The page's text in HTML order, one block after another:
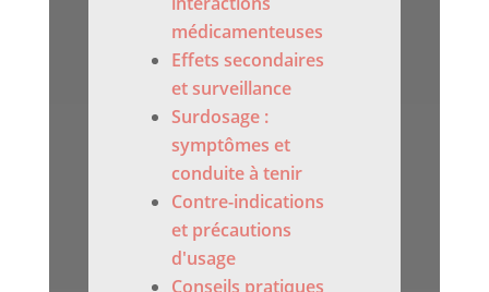
médicamenteuses
Effets secondaires
et surveillance
Surdosage :
symptômes et
conduite à tenir
Contre-indications
et précautions
d'usage
Conseils pratiques